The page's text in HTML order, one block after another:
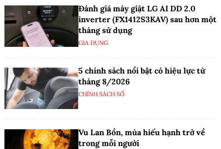
Đánh giá máy giặt LG AI DD 2.0
inverter (FX1412S3KAV) sau hơn một
tháng sử dụng
GIA DỤNG
5 chính sách nổi bật có hiệu lực từ
tháng 8/2026
CHÍNH SÁCH SỐ
Vu Lan Bồn, mùa hiếu hạnh trở về
trong mỗi người